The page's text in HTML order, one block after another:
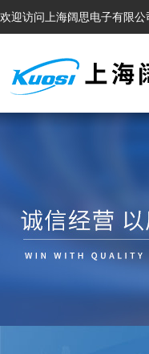
欢迎访问上海阔思电子有限公